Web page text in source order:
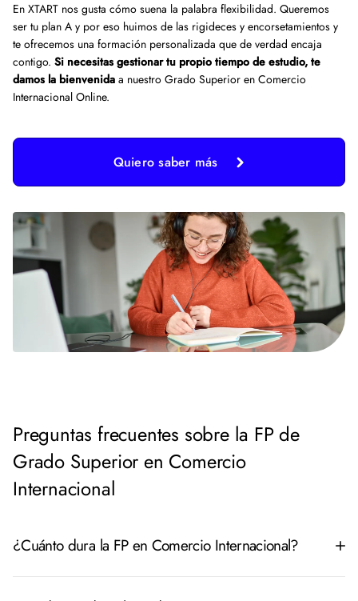
En XTART nos gusta cómo suena la palabra flexibilidad. Queremos
ser tu plan A y por eso huimos de las rigideces y encorsetamientos y
te ofrecemos una formación personalizada que de verdad encaja
contigo. Si necesitas gestionar tu propio tiempo de estudio, te
damos la bienvenida a nuestro Grado Superior en Comercio
Internacional Online.
Quiero saber más
Preguntas frecuentes sobre la FP de
Grado Superior en Comercio
Internacional
¿Cuánto dura la FP en Comercio Internacional?